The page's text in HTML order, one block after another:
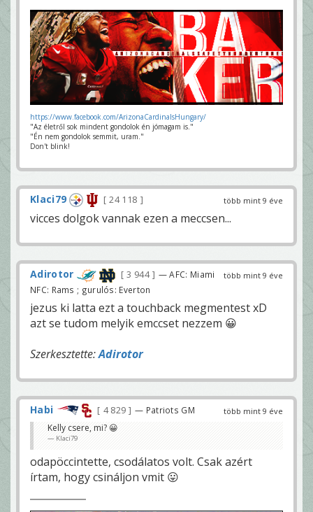
https://www.facebook.com/ArizonaCardinalsHungary/
"Az életről sok mindent gondolok én jómagam is."
"Én nem gondolok semmit, uram."
Don't blink!
több mint 9 éve
Klaci79 24 118
vicces dolgok vannak ezen a meccsen...
több mint 9 éve
Adirotor 3 944
— AFC: Miami
NFC: Rams ; gurulós: Everton
jezus ki latta ezt a touchback megmentest xD
azt se tudom melyik emccset nezzem 😀
Szerkesztette:Adirotor
több mint 9 éve
Habi 4 829 — Patriots GM
Kelly csere, mi? 😀
Klaci79
odapöccintette, csodálatos volt. Csak azért
írtam, hogy csináljon vmit 😛